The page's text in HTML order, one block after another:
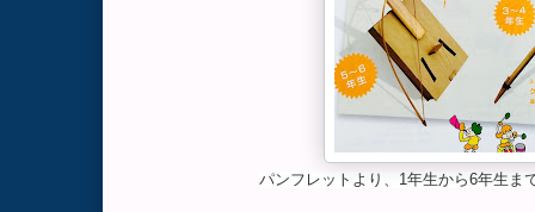
パンフレットより、1年生から6年生ま